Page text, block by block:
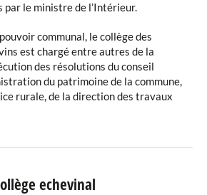
par le ministre de l’Intérieur.
communal, le collège des
est chargé entre autres de la
des résolutions du conseil
du patrimoine de la commune,
rurale, de la direction des travaux
echevinal